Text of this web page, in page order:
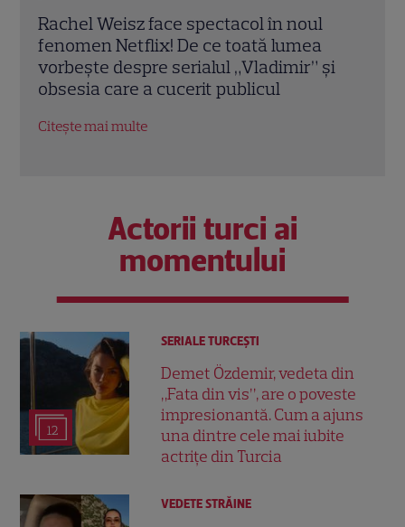
Noutăți pe Netflix în martie 2026: Peaky
Blinders, One Piece și toate premierele.
Lista completă
Actorii turci ai
momentului
12
SERIALE TURCEŞTI
Demet Özdemir, vedeta din
„Fata din vis”, are o poveste
impresionantă. Cum a ajuns
una dintre cele mai iubite
actrițe din Turcia
VEDETE STRĂINE